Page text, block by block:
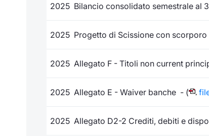
2025 Bilancio consolidato semestrale al
2025 Progetto di Scissione con
2025 Allegato F - Titoli non current
2025 Allegato E - Waiver banche - (
2025 Allegato D2-2 Crediti, debiti e